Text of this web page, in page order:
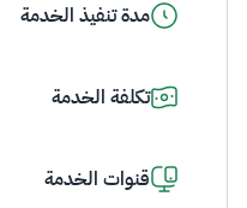
مدة تنفيذ الخدمة
تكلفة الخدمة
قنوات الخدمة